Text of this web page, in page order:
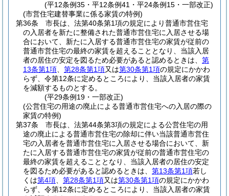
(平12条例35・平12条例41・平24条例15・一部改正)
(市営住宅建替事業に係る家賃の特例)
第36条
市長は、法第40条第1項の規定により普通市営住宅
の入居者を新たに整備された普通市営住宅に入居させる場
合において、新たに入居する普通市営住宅の家賃が従前の
普通市営住宅の最終の家賃を超えることとなり、当該入居
者の居住の安定を図るため必要があると認めるときは、 第
13条第1項
第28条第1項又は第30条第1項の規定にかかわ
らず、令第12条に定めるところにより、当該入居者の家賃
を減額するものとする。
(平29条例19・一部改正)
(公営住宅の用途の廃止による普通市営住宅への入居の際の
家賃の特例)
第37条
市長は、法第44条第3項の規定による公営住宅の用
途の廃止による普通市営住宅の除却に伴い当該普通市営住
宅の入居者を普通市営住宅に入居させる場合において、新
たに入居する普通市営住宅の家賃が従前の普通市営住宅の
最終の家賃を超えることとなり、当該入居者の居住の安定
を図るため必要があると認めるときは、 第13条第1項若し
くは第4項 第28条第1項又は第30条第1項の規定にかかわ
らず、令第12条に定めるところにより、当該入居者の家賃